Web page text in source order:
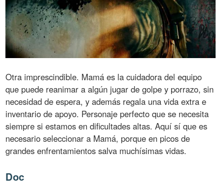
Otra imprescindible. Mamá es la cuidadora del equipo
que puede reanimar a algún jugar de golpe y porrazo, sin
necesidad de espera, y además regala una vida extra e
inventario de apoyo. Personaje perfecto que se necesita
siempre si estamos en dificultades altas. Aquí sí que es
necesario seleccionar a Mamá, porque en picos de
grandes enfrentamientos salva muchísimas vidas.
Doc